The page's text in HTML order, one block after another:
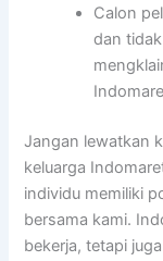
Calon
dan
Jangan lewatkan
keluarga
individu memiliki
bersama kami.
bekerja, tetapi